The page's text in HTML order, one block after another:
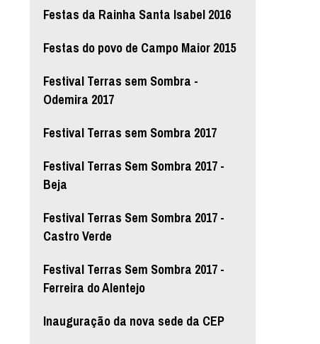
Festas da Rainha Santa Isabel 2016
Festas do povo de Campo Maior 2015
Festival Terras sem Sombra -
Odemira 2017
Festival Terras sem Sombra 2017
Festival Terras Sem Sombra 2017 -
Beja
Festival Terras Sem Sombra 2017 -
Castro Verde
Festival Terras Sem Sombra 2017 -
Ferreira do Alentejo
Inauguração da nova sede da CEP